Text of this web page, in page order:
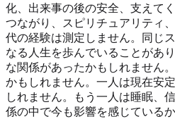
化、出来事の後の安全、支えて
つながり、スピリチュアリティ
代の経験は測定しません。同じ
なる人生を歩んでいることがあ
な関係があったかもしれません
かもしれません。一人は現在安
しれません。もう一人は睡眠、
係の中で今も影響を感じている